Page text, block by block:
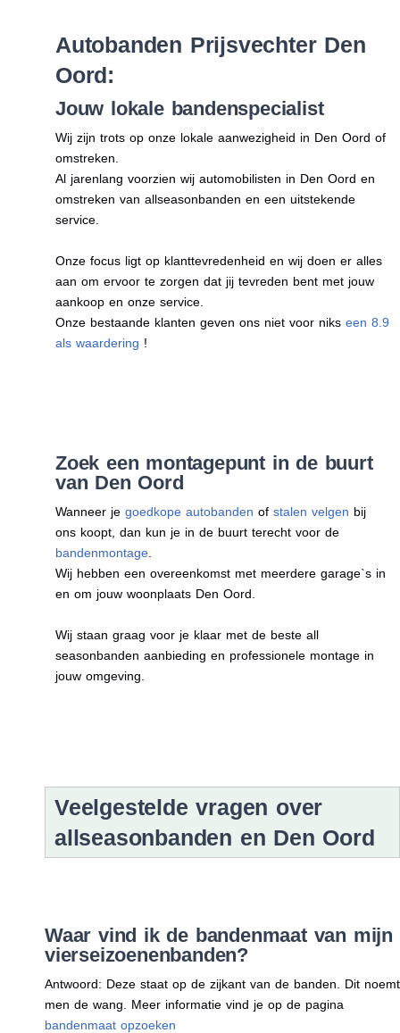
Autobanden Prijsvechter Den
Oord:
Jouw lokale bandenspecialist
Wij zijn trots op onze lokale aanwezigheid in Den Oord of
omstreken.
Al jarenlang voorzien wij automobilisten in Den Oord en
omstreken van allseasonbanden en een uitstekende
service.
Onze focus ligt op klanttevredenheid en wij doen er alles
aan om ervoor te zorgen dat jij tevreden bent met jouw
aankoop en onze service.
Onze bestaande klanten geven ons niet voor niks een 8.9
als waardering !
Zoek een montagepunt in de buurt
van Den Oord
Wanneer je goedkope autobanden of stalen velgen bij
ons koopt, dan kun je in de buurt terecht voor de
bandenmontage.
Wij hebben een overeenkomst met meerdere garage`s in
en om jouw woonplaats Den Oord.
Wij staan graag voor je klaar met de beste all
seasonbanden aanbieding en professionele montage in
jouw omgeving.
Veelgestelde vragen over
allseasonbanden en Den Oord
Waar vind ik de bandenmaat van mijn
vierseizoenenbanden?
Antwoord: Deze staat op de zijkant van de banden. Dit noemt
men de wang. Meer informatie vind je op de pagina
bandenmaat opzoeken